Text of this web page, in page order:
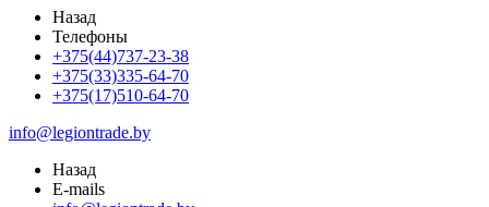
Назад
Телефоны
+375(44)737-23-38
+375(33)335-64-70
+375(17)510-64-70
info@legiontrade.by
Назад
E-mails